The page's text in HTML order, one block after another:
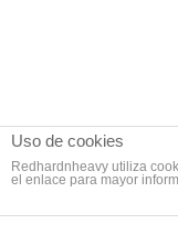
Uso de cookies
Redhardnheavy utiliza
el enlace para mayor